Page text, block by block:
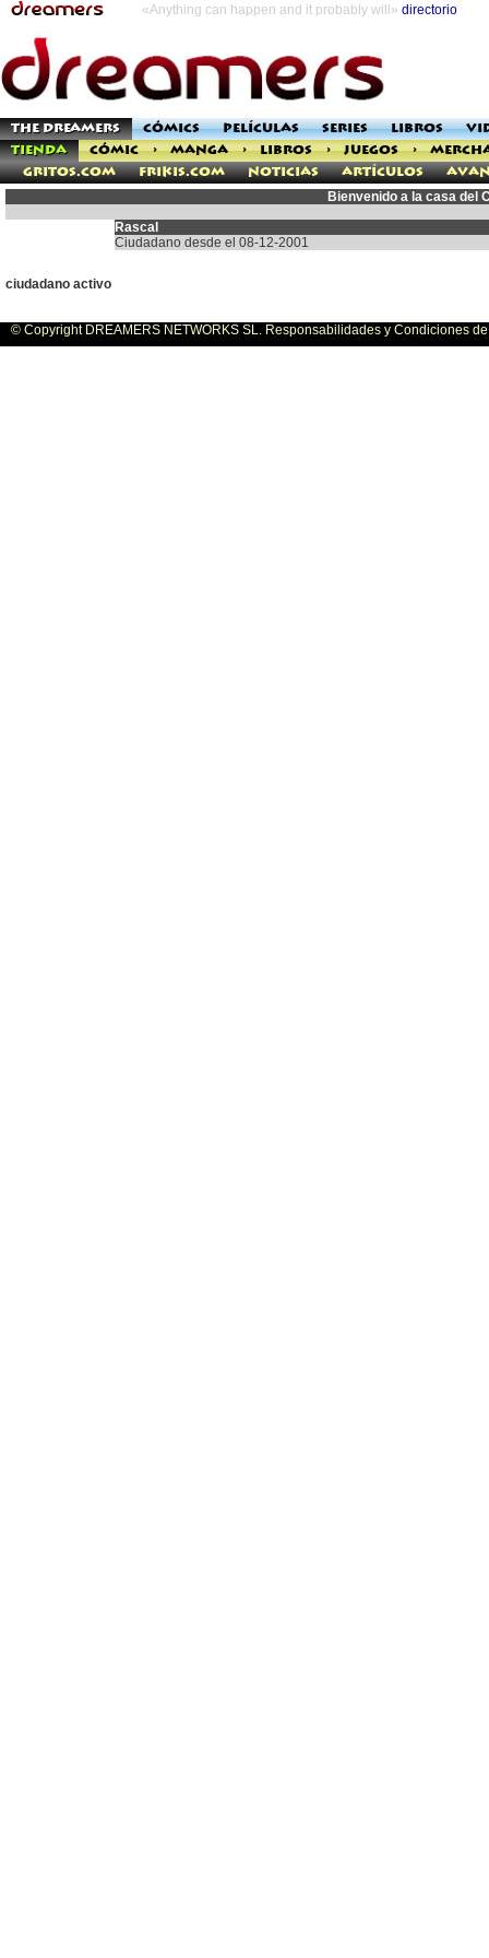
«Anything can happen and it probably will» directorio
THE DREAMERS CÓMICS PELÍCULAS SERIES LIBROS
TIENDA
CÓMIC > MANGA > LIBROS > JUEGOS >
Gritos.com
Frikis.com Noticias Artículos
Bienvenido a la casa del
Rascal
Ciudadano desde el 08-12-2001
ciudadano activo
© Copyright DREAMERS NETWORKS SL. Responsabilidades y Condiciones